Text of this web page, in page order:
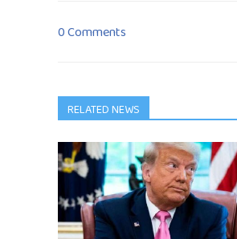
0 Comments
RELATED NEWS